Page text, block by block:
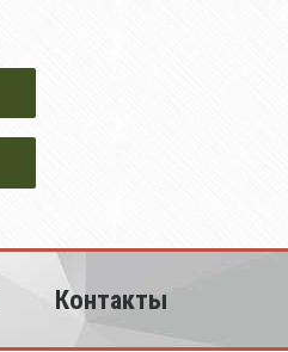
Контакты